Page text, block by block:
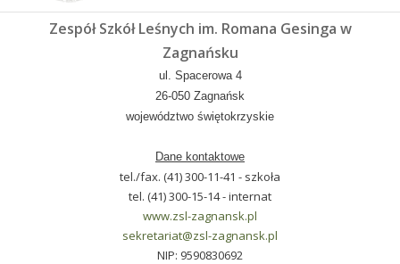
Zespół Szkół Leśnych im. Romana Gesinga w
Zagnańsku
ul. Spacerowa 4
26-050 Zagnańsk
województwo świętokrzyskie
Dane kontaktowe
tel./fax. (41) 300-11-41 - szkoła
tel. (41) 300-15-14 - internat
www.zsl-zagnansk.pl
sekretariat@zsl-zagnansk.pl
NIP: 9590830692